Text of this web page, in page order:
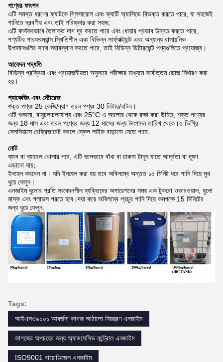
পণ্যের ফাংশন
এটি সমস্ত ধরণের ফ্যাটকে গ্লিসারোল এবং ফ্যাটি অ্যাসিডে বিভক্ত করতে পারে, যা সহজেই
পানিতে দ্রবণীয় এবং তাই পরিষ্কার করা সহজ;
এটি কার্যকরভাবে তৈলাক্ত দাগ দূর করতে পারে এবং ধোয়ার প্রভাব উন্নত করতে পারে;
পণ্যটির পারফরম্যান্স স্থিতিশীল এবং বিভিন্ন সার্ফ্যাক্ট্যান্ট এবং অন্যান্য রাসায়নিক
উপাদানগুলির সাথে সহাবস্থান করতে পারে, তাই বিভিন্ন ডিটারজেন্ট পণ্যগুলিতে প্রযোজ্য।
আবেদন পদ্ধতি
বিভিন্ন প্রক্রিয়া এবং প্রয়োজনীয়তা অনুসারে পরীক্ষার মাধ্যমে সর্বোত্তম ডোজ নির্ধারণ করা
হয়।
প্যাকেজিং এবং স্টোরেজ
শক্ত পণ্যঃ 25 কেজি/ব্যাগ তরল পণ্যঃ 30 লিটার/বাটল।
এটি শুকনো, বায়ুচলাচলযোগ্য এবং 25°C এ আলোর থেকে রক্ষা করা উচিত, শক্ত পণ্যের
জন্য 18 মাস এবং তরল পণ্যের জন্য 12 মাসের জন্য উৎপাদন তারিখ থেকে।৫ ডিগ্রি
সেলসিয়াসে রেফ্রিজারেট করলে স্কেল লাইফ বাড়ানো যেতে পারে.
নোট
ব্যাগ বা ব্যারেল খোলার পরে, এটি ভালভাবে বাঁধা বা ঢাকনা টানুন যাতে আর্দ্রতা বা দূষণ
এড়ানো যায়;
ইনহেল করবেন না। যদি ইনহেল করা হয় তবে অবিলম্বে অন্তত ১৫ মিনিট ধরে পানি দিয়ে মুখ
ধুয়ে ফেলুন।
এনজাইম ধুলোর প্রতি সংবেদনশীল ব্যক্তিদের অপারেশনের সময় এক টুকরো ওভারওয়াল, ধুলো
মাস্ক এবং গ্লাভস পরতে হবে।দয়া করে অবিলম্বে প্রচুর পানি দিয়ে কমপক্ষে 15 মিনিটের
জন্য ধুয়ে ফেলুন.
Tags:
আইএসও৯০০১ আবর্জনা কাগজ আঠালো নিয়ন্ত্রণ এনজাইম
কাগজের অপচয়ের জন্য অ্যাডসেসিভ কন্ট্রোল এনজাইম
ISO9001 বায়োডিজেল এনজাইম